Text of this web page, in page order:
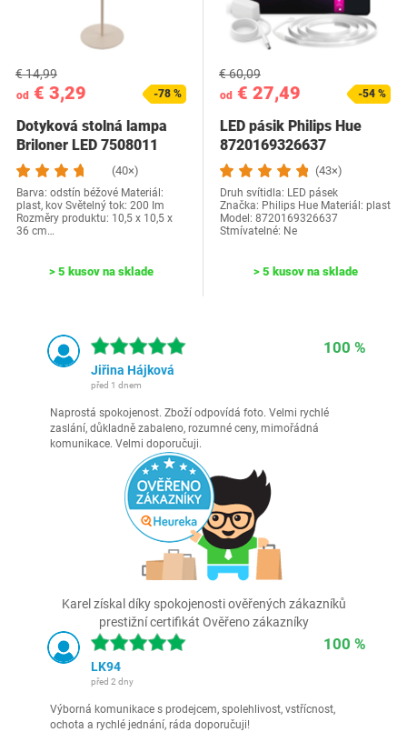
od € 3,29
€ 14,99
-78 %
Dotyková stolná lampa
Briloner LED 7508011
(40×)
Barva: odstín béžové Materiál:
plast, kov Světelný tok: 200 Im
Rozměry produktu: ‎10,5 x 10,5 x
36 cm…
> 5 kusov na sklade
od € 27,49
€ 60,09
-54 %
LED pásik Philips Hue
8720169326637
(43×)
Druh svítidla: LED pásek
Značka: Philips Hue Materiál: plast
Model: 8720169326637
Stmívatelné: Ne
> 5 kusov na sklade
100 %
Jiřina Hájková
před 1 dnem
Naprostá spokojenost. Zboží odpovídá foto. Velmi rychlé
zaslání, důkladně zabaleno, rozumné ceny, mimořádná
komunikace. Velmi doporučuji.
Karel získal díky spokojenosti ověřených zákazníků
prestižní certifikát Ověřeno zákazníky
100 %
LK94
před 2 dny
Výborná komunikace s prodejcem, spolehlivost, vstřícnost,
ochota a rychlé jednání, ráda doporučuji!